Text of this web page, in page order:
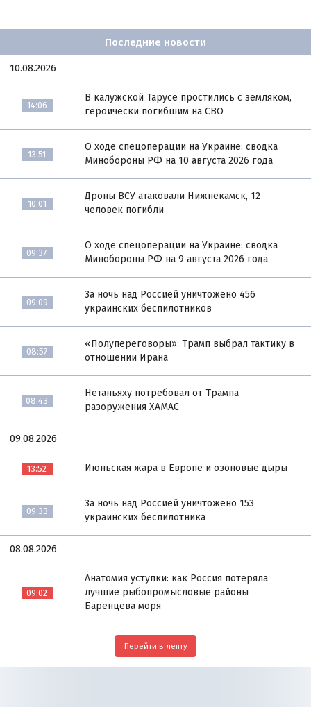
Последние новости
10.08.2026
14:06
В калужской Тарусе простились с земляком,
героически погибшим на СВО
13:51
О ходе спецоперации на Украине: сводка
Минобороны РФ на 10 августа 2026 года
10:01
Дроны ВСУ атаковали Нижнекамск, 12
человек погибли
09:37
О ходе спецоперации на Украине: сводка
Минобороны РФ на 9 августа 2026 года
09:09
За ночь над Россией уничтожено 456
украинских беспилотников
08:57
«Полупереговоры»: Трамп выбрал тактику в
отношении Ирана
08:43
Нетаньяху потребовал от Трампа
разоружения ХАМАС
09.08.2026
13:52 Июньская жара в Европе и озоновые дыры
09:33
За ночь над Россией уничтожено 153
украинских беспилотника
08.08.2026
09:02
Анатомия уступки: как Россия потеряла
лучшие рыбопромысловые районы
Баренцева моря
Перейти в ленту